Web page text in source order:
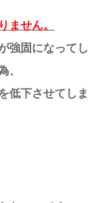
ません。
強固になってし
、
低下させてしま